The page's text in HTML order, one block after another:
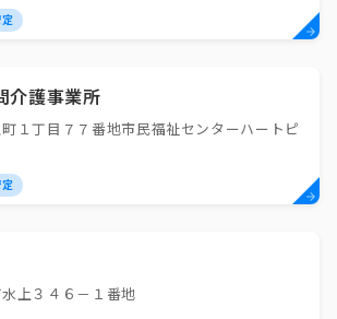
定
介護事業所
１丁目７７番地市民福祉センターハートピ
定
上３４６－１番地